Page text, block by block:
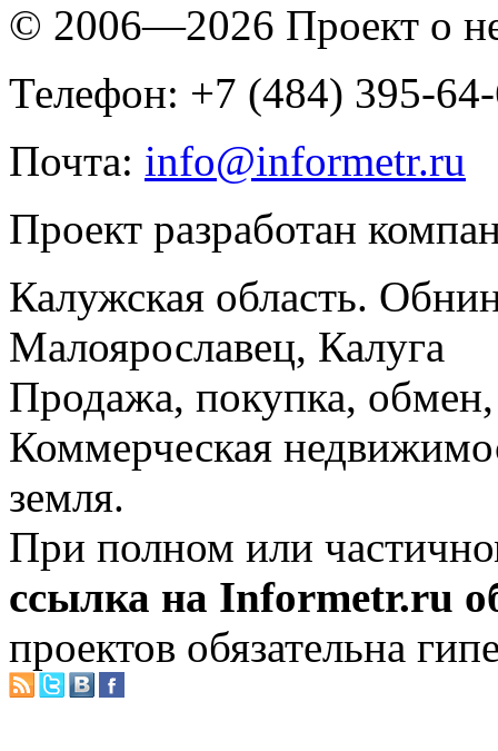
© 2006—2026 Проект о
Телефон: +7 (484) 395-
Почта: info@informetr.ru
Проект разработан
Калужская область.
Малоярославец, Калуга
Продажа, покупка, обмен,
Коммерческая
земля.
При полном или
ссылка на Informetr.ru
проектов обязательна